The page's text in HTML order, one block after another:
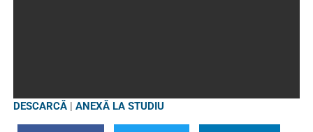
DESCARCĂ |ANEXĂ LA STUDIU